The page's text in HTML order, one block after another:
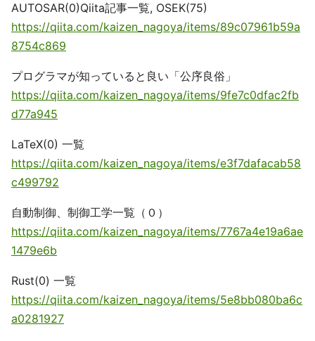
AUTOSAR(0)Qiita記事一覧, OSEK(75)
https://qiita.com/kaizen_nagoya/items/89c07961b59a
8754c869
プログラマが知っていると良い「公序良俗」
https://qiita.com/kaizen_nagoya/items/9fe7c0dfac2fb
d77a945
LaTeX(0) 一覧
https://qiita.com/kaizen_nagoya/items/e3f7dafacab58
c499792
自動制御、制御工学一覧（０）
https://qiita.com/kaizen_nagoya/items/7767a4e19a6ae
1479e6b
Rust(0) 一覧
https://qiita.com/kaizen_nagoya/items/5e8bb080ba6c
a0281927